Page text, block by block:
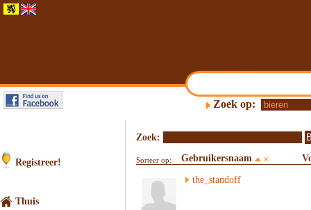
Zoek op:
Registreer!
Thuis
Zoek:
Sorteer op: Gebruikersnaam
the_standoff